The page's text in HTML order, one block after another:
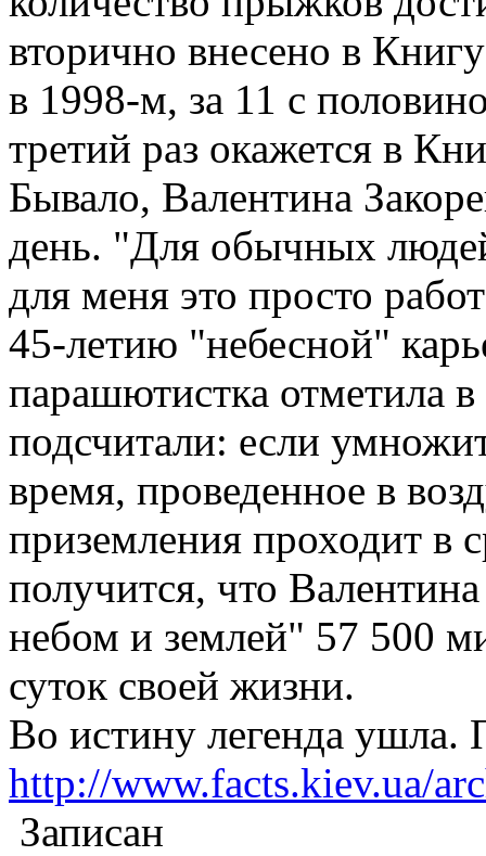
вторично внесено в
в 1998-м, за 11 с
третий раз окажется в
Бывало, Валентина
день. "Для обычных
для меня это просто
45-летию "небесной"
парашютистка отметила
подсчитали: если
время, проведенное в
приземления проходит в
получится, что
небом и землей" 57 500
суток своей жизни.
Во истину легенда ушла.
http://www.facts.kiev.ua/
Записан